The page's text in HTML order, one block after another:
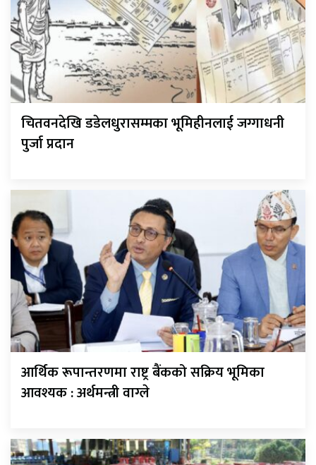
चितवनदेखि डडेलधुरासम्मका भूमिहीनलाई जग्गाधनी
पुर्जा प्रदान
आर्थिक रूपान्तरणमा राष्ट्र बैंकको सक्रिय भूमिका
आवश्यक : अर्थमन्त्री वाग्ले